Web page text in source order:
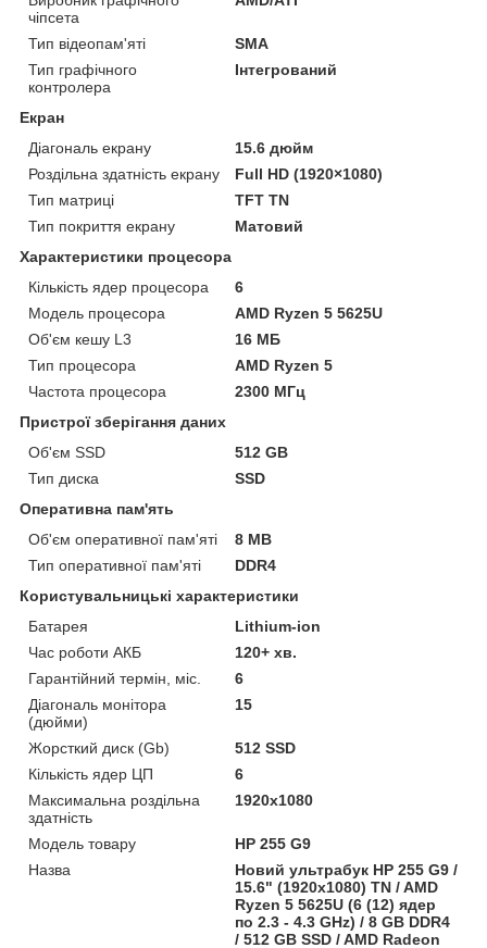
чіпсета
Тип відеопам'яті
SMA
Тип графічного
контролера
Інтегрований
Екран
Діагональ екрану
15.6 дюйм
Роздільна здатність екрану
Full HD (1920×1080)
Тип матриці
TFT TN
Тип покриття екрану
Матовий
Характеристики процесора
Кількість ядер процесора
6
Модель процесора
AMD Ryzen 5 5625U
Об'єм кешу L3
16 МБ
Тип процесора
AMD Ryzen 5
Частота процесора
2300 МГц
Пристрої зберігання даних
Об'єм SSD
512 GB
Тип диска
SSD
Оперативна пам'ять
Об'єм оперативної пам'яті
8 MB
Тип оперативної пам'яті
DDR4
Користувальницькі характеристики
Батарея
Lithium-ion
Час роботи АКБ
120+ хв.
Гарантійний термін, міс.
6
Діагональ монітора
(дюйми)
15
Жорсткий диск (Gb)
512 SSD
Кількість ядер ЦП
6
Максимальна роздільна
здатність
1920x1080
Модель товару
HP 255 G9
Назва
Новий ультрабук HP 255 G9 /
15.6" (1920x1080) TN / AMD
Ryzen 5 5625U (6 (12) ядер
по 2.3 - 4.3 GHz) / 8 GB DDR4
/ 512 GB SSD / AMD Radeon